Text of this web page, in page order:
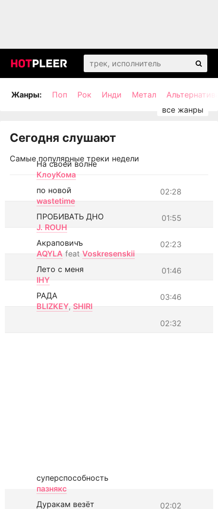
Жанры: Поп Рок Инди Метал
Сегодня слушают
Самые популярные треки недели
На своей волне
КлоуКома
02:28
по новой
wastetime
01:55
ПРОБИВАТЬ ДНО
J. ROUH
02:23
Акраповичъ
AQYLA feat Voskresenskii
01:46
Лето с меня
IHY
03:46
РАДА
BLIZKEY, SHIRI
02:32
суперспособность
пазнякс
02:02
Дуракам везёт